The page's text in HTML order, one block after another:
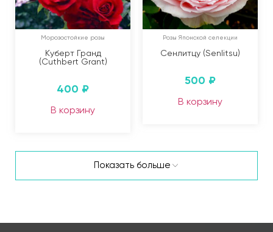
Морозостойкие розы
Куберт Гранд
(Cuthbert Grant)
400 ₽
В корзину
Розы Японской селекции
Сенлитцу (Senlitsu)
500 ₽
В корзину
Показать больше